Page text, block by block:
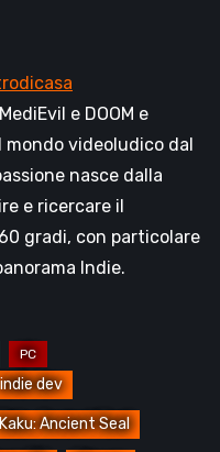
e DOOM e
videoludico dal
nasce dalla
e ricercare il
gradi, con particolare
Indie.
indie dev
Kaku: Ancient Seal